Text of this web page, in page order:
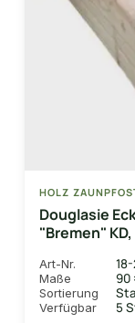
HOLZ
Douglasie
"Bremen"
Art-Nr.
Maße 90
Sortierung
Verfügbar 5